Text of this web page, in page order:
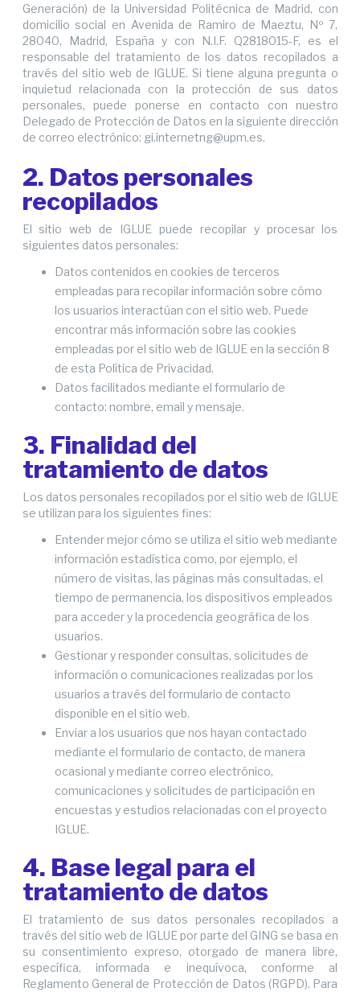
Generación) de la Universidad Politécnica de Madrid, con
domicilio social en Avenida de Ramiro de Maeztu, Nº 7,
28040, Madrid, España y con N.I.F. Q2818015-F, es el
responsable del tratamiento de los datos recopilados a
través del sitio web de IGLUE. Si tiene alguna pregunta o
inquietud relacionada con la protección de sus datos
personales, puede ponerse en contacto con nuestro
Delegado de Protección de Datos en la siguiente dirección
de correo electrónico: gi.internetng@upm.es.
2. Datos personales
recopilados
El sitio web de IGLUE puede recopilar y procesar los
siguientes datos personales:
Datos contenidos en cookies de terceros
empleadas para recopilar información sobre cómo
los usuarios interactúan con el sitio web. Puede
encontrar más información sobre las cookies
empleadas por el sitio web de IGLUE en la sección 8
de esta Política de Privacidad.
Datos facilitados mediante el formulario de
contacto: nombre, email y mensaje.
3. Finalidad del
tratamiento de datos
Los datos personales recopilados por el sitio web de IGLUE
se utilizan para los siguientes fines:
Entender mejor cómo se utiliza el sitio web mediante
información estadística como, por ejemplo, el
número de visitas, las páginas más consultadas, el
tiempo de permanencia, los dispositivos empleados
para acceder y la procedencia geográfica de los
usuarios.
Gestionar y responder consultas, solicitudes de
información o comunicaciones realizadas por los
usuarios a través del formulario de contacto
disponible en el sitio web.
Enviar a los usuarios que nos hayan contactado
mediante el formulario de contacto, de manera
ocasional y mediante correo electrónico,
comunicaciones y solicitudes de participación en
encuestas y estudios relacionadas con el proyecto
IGLUE.
4. Base legal para el
tratamiento de datos
El tratamiento de sus datos personales recopilados a
través del sitio web de IGLUE por parte del GING se basa en
su consentimiento expreso, otorgado de manera libre,
específica, informada e inequívoca, conforme al
Reglamento General de Protección de Datos (RGPD). Para